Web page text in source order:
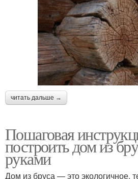
читать дальше →
Пошаговая
построить дом из
руками
Дом из бруса — это экологичное,